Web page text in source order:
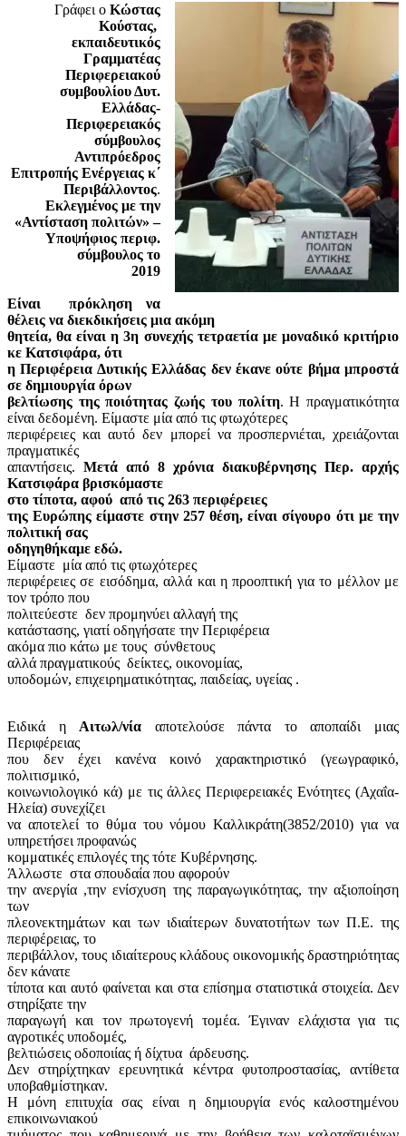
Γράφει ο Κώστας
Κούστας,
εκπαιδευτικός
Γραμματέας
Περιφερειακού
συμβουλίου Δυτ.
Ελλάδας-
Περιφερειακός
σύμβουλος
Αντιπρόεδρος
Επιτροπής Ενέργειας κ΄
Περιβάλλοντος.
Εκλεγμένος με την
«Αντίσταση πολιτών» –
Υποψήφιος περιφ.
σύμβουλος το
2019
Είναι
πρόκληση να
θέλεις να διεκδικήσεις μια ακόμη
θητεία, θα είναι η 3η συνεχής τετραετία με μοναδικό κριτήριο
κε Κατσιφάρα, ότι
η Περιφέρεια Δυτικής Ελλάδας δεν έκανε ούτε βήμα μπροστά
σε δημιουργία όρων
βελτίωσης της ποιότητας ζωής του πολίτη. Η πραγματικότητα
είναι δεδομένη. Είμαστε μία από τις φτωχότερες
περιφέρειες και αυτό δεν μπορεί να προσπερνιέται, χρειάζονται
πραγματικές
απαντήσεις. Μετά από 8 χρόνια διακυβέρνησης Περ. αρχής
Κατσιφάρα βρισκόμαστε
στο τίποτα, αφού από τις 263 περιφέρειες
της Ευρώπης είμαστε στην 257 θέση, είναι σίγουρο ότι με την
πολιτική σας
οδηγηθήκαμε εδώ.
Είμαστε μία από τις φτωχότερες
περιφέρειες σε εισόδημα, αλλά και η προοπτική για το μέλλον με
τον τρόπο που
πολιτεύεστε δεν προμηνύει αλλαγή της
κατάστασης, γιατί οδηγήσατε την Περιφέρεια
ακόμα πιο κάτω με τους σύνθετους
αλλά πραγματικούς δείκτες, οικονομίας,
υποδομών, επιχειρηματικότητας, παιδείας, υγείας .
Ειδικά η Αιτωλ/νία αποτελούσε πάντα το αποπαίδι μιας
Περιφέρειας
που δεν έχει κανένα κοινό χαρακτηριστικό (γεωγραφικό,
πολιτισμικό,
κοινωνιολογικό κά) με τις άλλες Περιφερειακές Ενότητες (Αχαΐα-
Ηλεία) συνεχίζει
να αποτελεί το θύμα του νόμου Καλλικράτη(3852/2010) για να
υπηρετήσει προφανώς
κομματικές επιλογές της τότε Κυβέρνησης.
Άλλωστε στα σπουδαία που αφορούν
την ανεργία ,την ενίσχυση της παραγωγικότητας, την αξιοποίηση
των
πλεονεκτημάτων και των ιδιαίτερων δυνατοτήτων των Π.Ε. της
περιφέρειας, το
περιβάλλον, τους ιδιαίτερους κλάδους οικονομικής δραστηριότητας
δεν κάνατε
τίποτα και αυτό φαίνεται και στα επίσημα στατιστικά στοιχεία. Δεν
στηρίξατε την
παραγωγή και τον πρωτογενή τομέα. Έγιναν ελάχιστα για τις
αγροτικές υποδομές,
βελτιώσεις οδοποιίας ή δίχτυα άρδευσης.
Δεν στηρίχτηκαν ερευνητικά κέντρα φυτοπροστασίας, αντίθετα
υποβαθμίστηκαν.
Η μόνη επιτυχία σας είναι η δημιουργία ενός καλοστημένου
επικοινωνιακού